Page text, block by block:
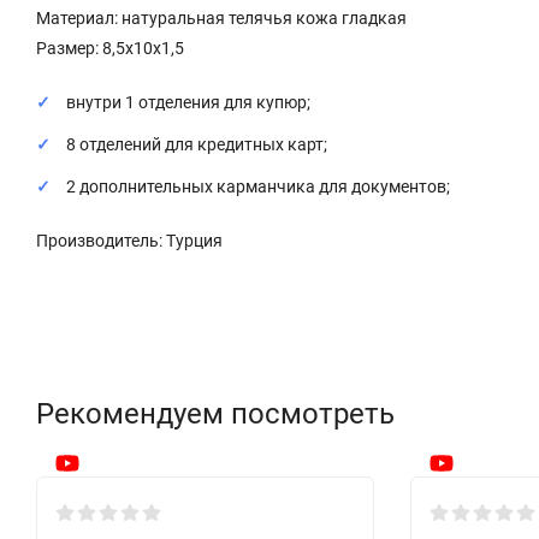
Материал: натуральная телячья кожа гладкая
Размер: 8,5х10х1,5
внутри 1 отделения для купюр;
8 отделений для кредитных карт;
2 дополнительных карманчика для документов;
Производитель: Турция
Рекомендуем посмотреть
New! New!